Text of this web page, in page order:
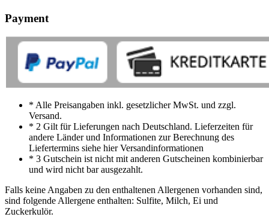
Payment
* Alle Preisangaben inkl. gesetzlicher MwSt. und zzgl.
Versand.
* 2 Gilt für Lieferungen nach Deutschland. Lieferzeiten für
andere Länder und Informationen zur Berechnung des
Liefertermins siehe hier Versandinformationen
* 3 Gutschein ist nicht mit anderen Gutscheinen kombinierbar
und wird nicht bar ausgezahlt.
Falls keine Angaben zu den enthaltenen Allergenen vorhanden sind,
sind folgende Allergene enthalten: Sulfite, Milch, Ei und
Zuckerkulör.